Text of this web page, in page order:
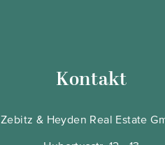
Kontakt
Zebitz & Heyden Real Estate